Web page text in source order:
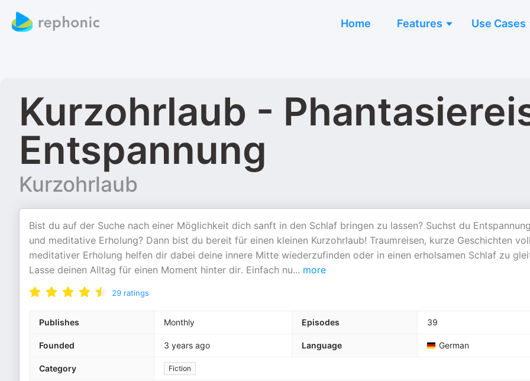
Home Features Use Cases
Kurzohrlaub -
Entspannung
Kurzohrlaub
Bist du auf der Suche nach einer Möglichkeit dich sanft in den Schlaf bringen zu lassen? Suchst du
und meditative Erholung? Dann bist du bereit für einen kleinen Kurzohrlaub! Traumreisen, kurze Geschichten
meditativer Erholung helfen dir dabei deine innere Mitte wiederzufinden oder in einen erholsamen Schlaf zu
Lasse deinen Alltag für einen Moment hinter dir. Einfach nu... more
29 ratings
Publishes Monthly Episodes 39
Founded 3 years ago Language German
Category Fiction